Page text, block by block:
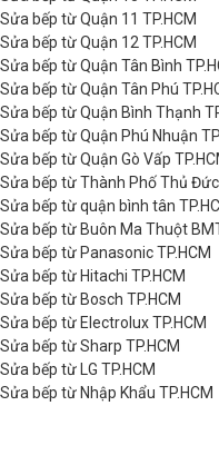
Sửa bếp từ Quận 11 TP.HCM
Sửa bếp từ Quận 12 TP.HCM
Sửa bếp từ Quận Tân Bình
Sửa bếp từ Quận Tân Phú
Sửa bếp từ Quận Bình Thạnh
Sửa bếp từ Quận Phú Nhuận
Sửa bếp từ Quận Gò Vấp
Sửa bếp từ Thành Phố Thủ Đức
Sửa bếp từ quận bình tân
Sửa bếp từ Buôn Ma Thuột
Sửa bếp từ Panasonic TP.HCM
Sửa bếp từ Hitachi TP.HCM
Sửa bếp từ Bosch TP.HCM
Sửa bếp từ Electrolux TP.HCM
Sửa bếp từ Sharp TP.HCM
Sửa bếp từ LG TP.HCM
Sửa bếp từ Nhập Khẩu TP.HCM